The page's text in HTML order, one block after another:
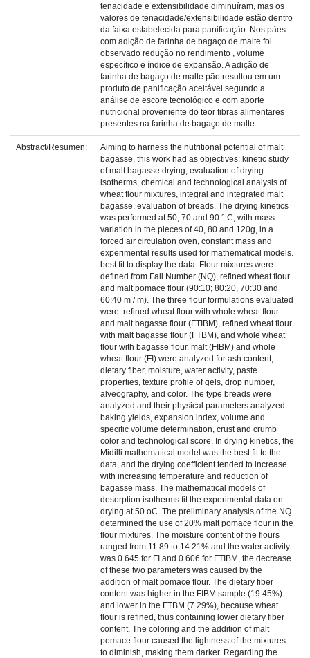
tenacidade e extensibilidade diminuíram, mas os
valores de tenacidade/extensibilidade estão dentro
da faixa estabelecida para panificação. Nos pães
com adição de farinha de bagaço de malte foi
observado redução no rendimento , volume
específico e índice de expansão. A adição de
farinha de bagaço de malte pão resultou em um
produto de panificação aceitável segundo a
análise de escore tecnológico e com aporte
nutricional proveniente do teor fibras alimentares
presentes na farinha de bagaço de malte.
Abstract/Resumen:
Aiming to harness the nutritional potential of malt
bagasse, this work had as objectives: kinetic study
of malt bagasse drying, evaluation of drying
isotherms, chemical and technological analysis of
wheat flour mixtures, integral and integrated malt
bagasse, evaluation of breads. The drying kinetics
was performed at 50, 70 and 90 ° C, with mass
variation in the pieces of 40, 80 and 120g, in a
forced air circulation oven, constant mass and
experimental results used for mathematical models.
best fit to display the data. Flour mixtures were
defined from Fall Number (NQ), refined wheat flour
and malt pomace flour (90:10; 80:20, 70:30 and
60:40 m / m). The three flour formulations evaluated
were: refined wheat flour with whole wheat flour
and malt bagasse flour (FTIBM), refined wheat flour
with malt bagasse flour (FTBM), and whole wheat
flour with bagasse flour. malt (FIBM) and whole
wheat flour (FI) were analyzed for ash content,
dietary fiber, moisture, water activity, paste
properties, texture profile of gels, drop number,
alveography, and color. The type breads were
analyzed and their physical parameters analyzed:
baking yields, expansion index, volume and
specific volume determination, crust and crumb
color and technological score. In drying kinetics, the
Midilli mathematical model was the best fit to the
data, and the drying coefficient tended to increase
with increasing temperature and reduction of
bagasse mass. The mathematical models of
desorption isotherms fit the experimental data on
drying at 50 oC. The preliminary analysis of the NQ
determined the use of 20% malt pomace flour in the
flour mixtures. The moisture content of the flours
ranged from 11.89 to 14.21% and the water activity
was 0.645 for FI and 0.606 for FTIBM, the decrease
of these two parameters was caused by the
addition of malt pomace flour. The dietary fiber
content was higher in the FIBM sample (19.45%)
and lower in the FTBM (7.29%), because wheat
flour is refined, thus containing lower dietary fiber
content. The coloring and the addition of malt
pomace flour caused the lightness of the mixtures
to diminish, making them darker. Regarding the